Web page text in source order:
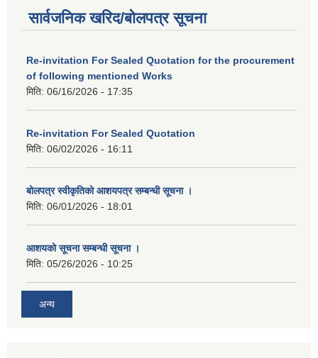
सार्वजनिक खरिद/बोलपत्र सूचना
Re-invitation For Sealed Quotation for the procurement
of following mentioned Works
मिति: 06/16/2026 - 17:35
Re-invitation For Sealed Quotation
मिति: 06/02/2026 - 16:11
बोलपत्र स्वीकृतिको आशयपत्र सम्बन्धी सूचना ।
मिति: 06/01/2026 - 18:01
आशयको सूचना सम्बन्धी सूचना ।
मिति: 05/26/2026 - 10:25
अन्य